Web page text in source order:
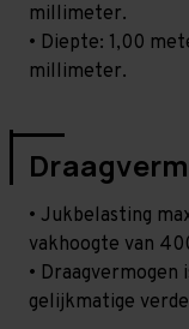
millimeter.
• Diepte: 1,00
millimeter.
• Jukbelasting
vakhoogte van
•
gelijkmatige